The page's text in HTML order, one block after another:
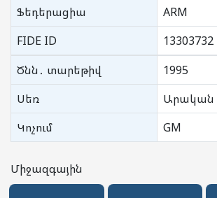
Ֆեդերացիա
ARM
FIDE ID
13303732
Ծնն․ տարեթիվ
1995
Սեռ
Արական
Կոչում
GM
Միջազգային